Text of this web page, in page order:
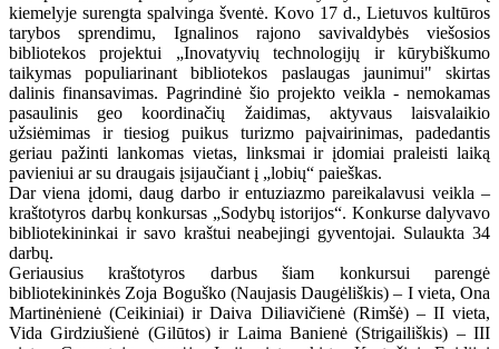
kiemelyje surengta spalvinga šventė. Kovo 17 d., Lietuvos kultūros
tarybos sprendimu, Ignalinos rajono savivaldybės viešosios
bibliotekos projektui „Inovatyvių technologijų ir kūrybiškumo
taikymas populiarinant bibliotekos paslaugas jaunimui" skirtas
dalinis finansavimas. Pagrindinė šio projekto veikla - nemokamas
pasaulinis geo koordinačių žaidimas, aktyvaus laisvalaikio
užsiėmimas ir tiesiog puikus turizmo paįvairinimas, padedantis
geriau pažinti lankomas vietas, linksmai ir įdomiai praleisti laiką
pavieniui ar su draugais įsijaučiant į „lobių“ paieškas.
Dar viena įdomi, daug darbo ir entuziazmo pareikalavusi veikla –
kraštotyros darbų konkursas „Sodybų istorijos“. Konkurse dalyvavo
bibliotekininkai ir savo kraštui neabejingi gyventojai. Sulaukta 34
darbų.
Geriausius kraštotyros darbus šiam konkursui parengė
bibliotekininkės Zoja Boguško (Naujasis Daugėliškis) – I vieta, Ona
Martinėnienė (Ceikiniai) ir Daiva Diliavičienė (Rimšė) – II vieta,
Vida Girdziušienė (Gilūtos) ir Laima Banienė (Strigailiškis) – III